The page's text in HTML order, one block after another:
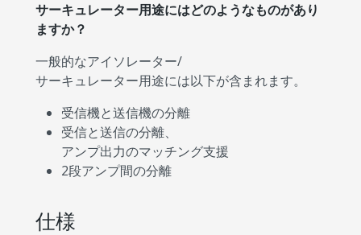
サーキュレーター用途にはどのようなものがあり
ますか？
一般的なアイソレーター/
サーキュレーター用途には以下が含まれます。
受信機と送信機の分離
受信と送信の分離、
アンプ出力のマッチング支援
2段アンプ間の分離
仕様